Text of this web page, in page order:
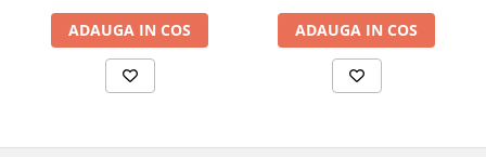
ADAUGA IN COS ADAUGA IN COS